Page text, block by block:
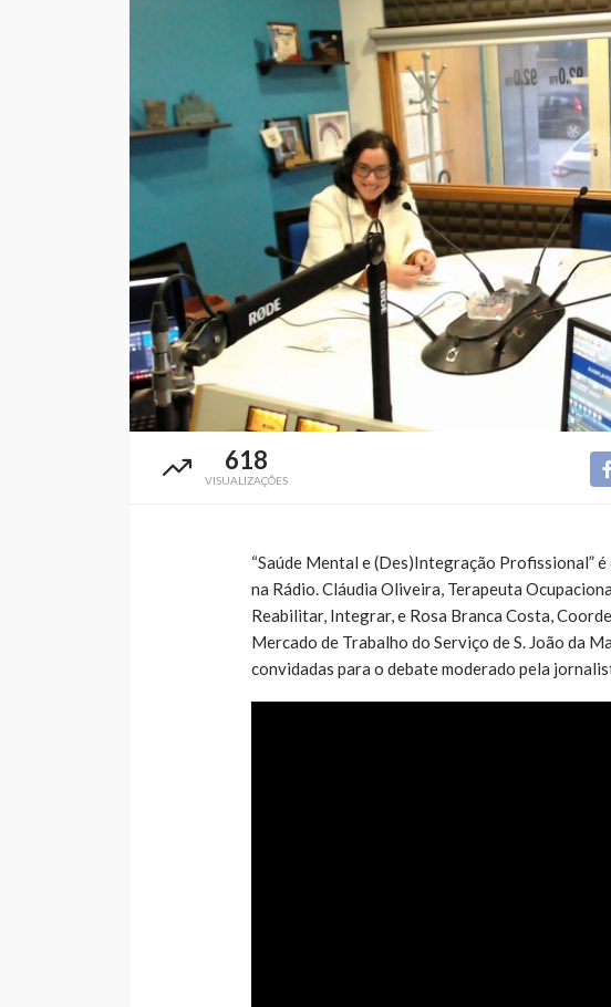
618
VISUALIZAÇÕES
“Saúde Mental e (Des)Integração Profissional”
na Rádio. Cláudia Oliveira, Terapeuta
Reabilitar, Integrar, e Rosa Branca Costa,
Mercado de Trabalho do Serviço de S. João da
convidadas para o debate moderado pela
melhor da Feirense-
Beeceler na primeira etapa
da Volta a Portugal
Rádio Sintonia 1 dia atrás